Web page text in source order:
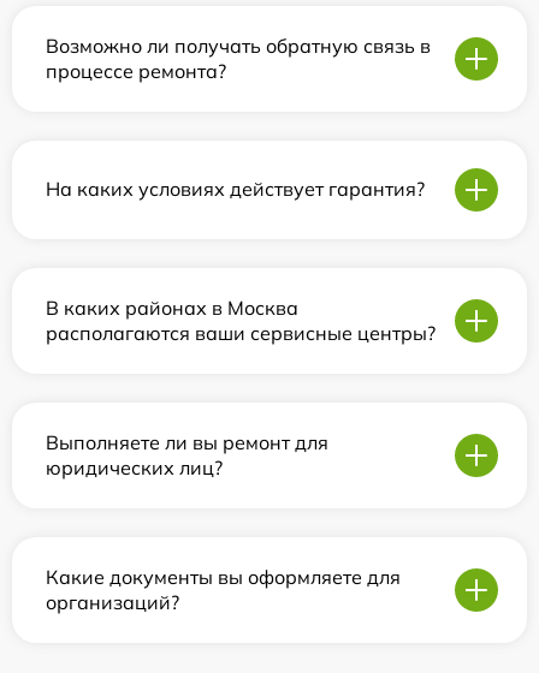
Возможно ли получать обратную связь в
процессе ремонта?
На каких условиях действует гарантия?
В каких районах в Москва
располагаются ваши сервисные центры?
Выполняете ли вы ремонт для
юридических лиц?
Какие документы вы оформляете для
организаций?